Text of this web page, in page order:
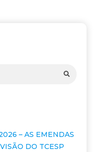
– AS EMENDAS
DO TCESP